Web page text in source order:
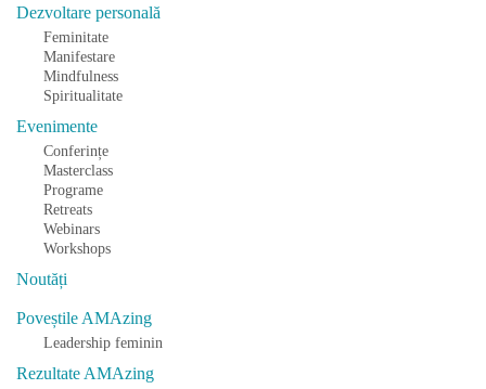
Dezvoltare personală
Feminitate
Manifestare
Mindfulness
Spiritualitate
Evenimente
Conferințe
Masterclass
Programe
Retreats
Webinars
Workshops
Noutăți
Poveștile AMAzing
Leadership feminin
Rezultate AMAzing